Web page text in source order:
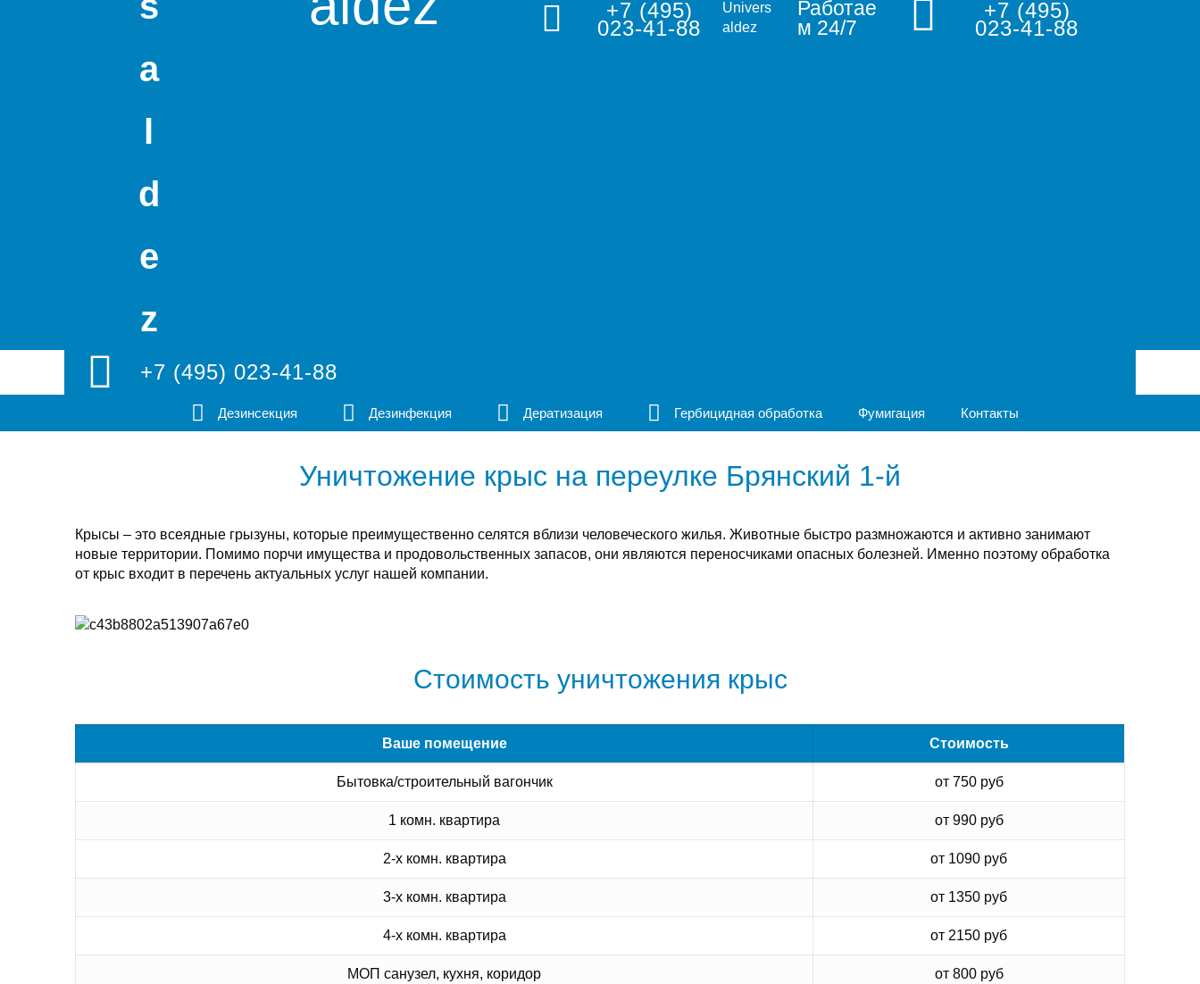
a
l
d
e
z
+7 (495)
023-41-88
Univers
aldez
Работае
м 24/7
+7 (495)
023-41-88
+7 (495) 023-41-88
Дезинсекция Дезинфекция Дератизация Гербицидная обработка Фумигация Контакты
Уничтожение крыс на переулке Брянский 1-й
Крысы – это всеядные грызуны, которые преимущественно селятся вблизи человеческого жилья. Животные быстро размножаются и активно занимают
новые территории. Помимо порчи имущества и продовольственных запасов, они являются переносчиками опасных болезней. Именно поэтому обработка
от крыс входит в перечень актуальных услуг нашей компании.
Стоимость уничтожения крыс
Ваше помещение Стоимость
Бытовка/строительный вагончик от 750 руб
1 комн. квартира от 990 руб
2-х комн. квартира от 1090 руб
3-х комн. квартира от 1350 руб
4-х комн. квартира от 2150 руб
МОП санузел, кухня, коридор от 800 руб